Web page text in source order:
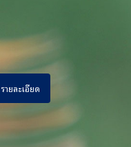
รายละเอียด